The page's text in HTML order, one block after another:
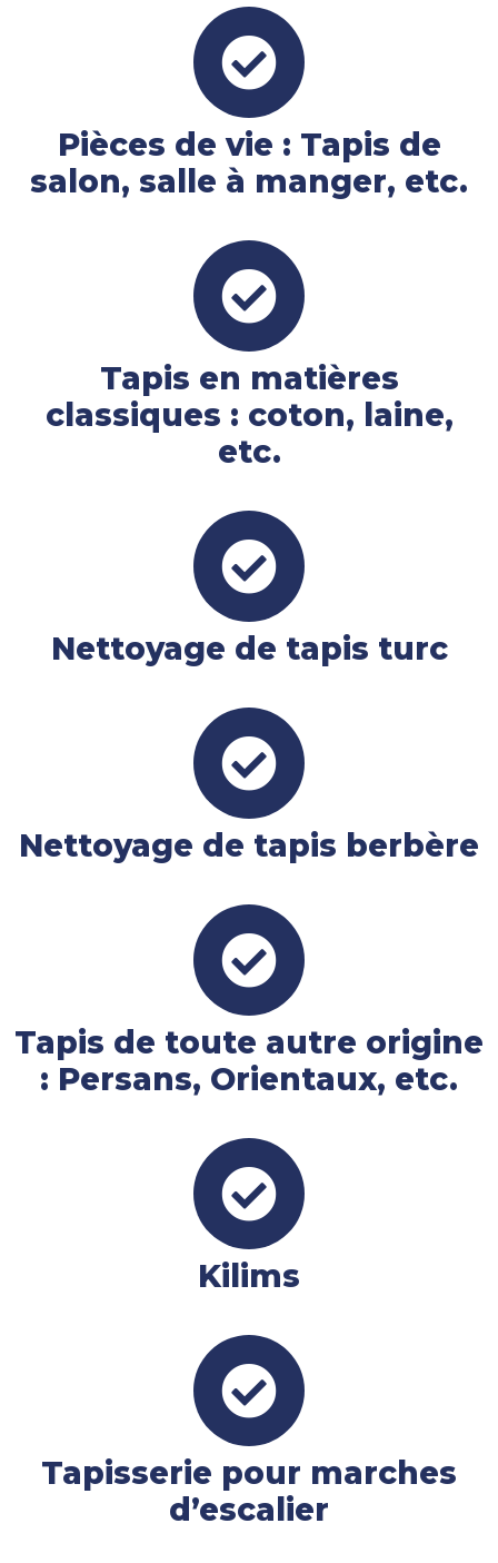
Pièces de vie : Tapis de
salon, salle à manger, etc.
Tapis en matières
classiques : coton, laine,
etc.
Nettoyage de tapis turc
Nettoyage de tapis berbère
Tapis de toute autre origine
: Persans, Orientaux, etc.
Kilims
Tapisserie pour marches
d’escalier